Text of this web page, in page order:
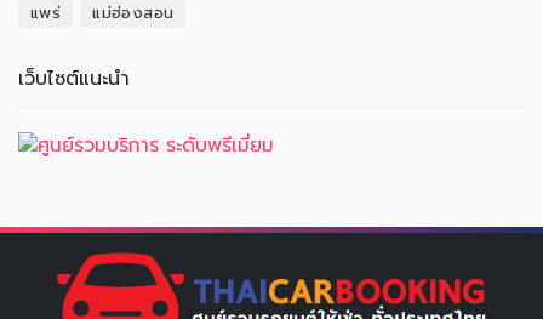
แพร่
แม่ฮ่องสอน
เว็บไซต์แนะนำ